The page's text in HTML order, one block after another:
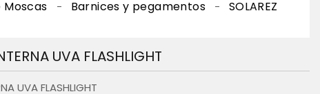
Barnices y pegamentos
SOLAREZ
UVA FLASHLIGHT
UVA FLASHLIGHT